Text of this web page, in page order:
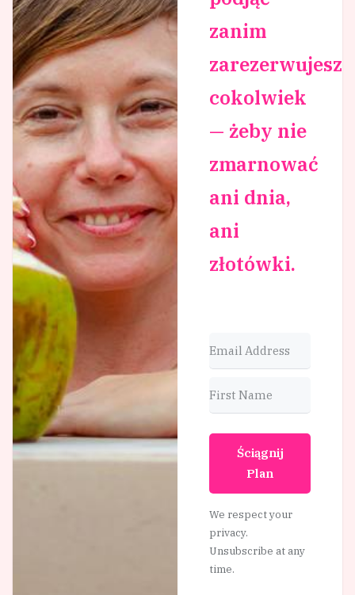
zanim
zarezerwujesz
cokolwiek
— żeby nie
zmarnować
ani dnia,
ani
złotówki.
Ściągnij
Plan
We respect your
privacy.
Unsubscribe at any
time.